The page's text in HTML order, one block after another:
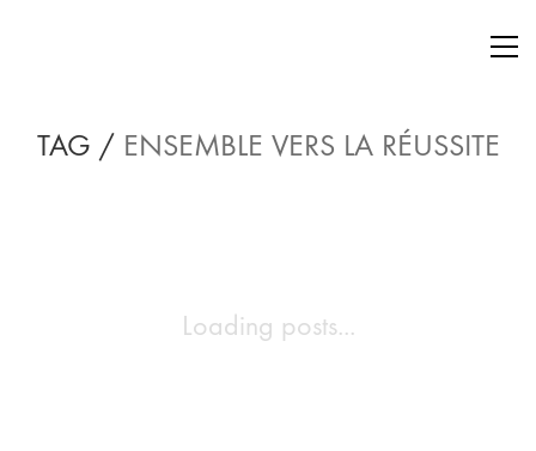
TAG / ENSEMBLE VERS LA RÉUSSITE
Loading posts...